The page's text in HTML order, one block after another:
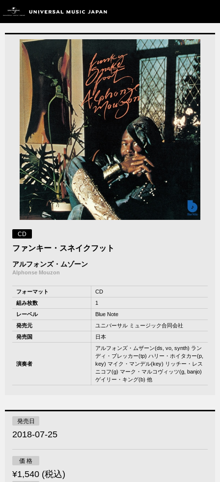
CD
ファンキー・スネイクフット
アルフォンズ・ムゾーン
Alphonse Mouzon
フォーマット
CD
組み枚数
1
レーベル
Blue Note
発売元
ユニバーサル ミュージック合同会社
発売国
日本
演奏者
アルフォンズ・ムザーン(ds, vo, synth) ラン
ディ・ブレッカー(tp) ハリー・ホイタカー(p,
key) マイク・マンデル(key) リッチー・レス
ニコフ(g) マーク・マルコヴィッツ(g, banjo)
ゲイリー・キング(b) 他
発売日
2018-07-25
価 格
¥1,540 (税込)